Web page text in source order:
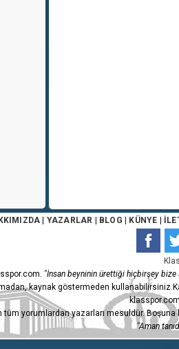
YAZARLAR BLOG KÜNYE
"İnsan beyninin ürettiği hiçbirşey bize
kaynak göstermeden
tüm yorumlardan yazarları mesuldür.
"Aman